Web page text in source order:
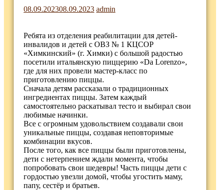
08.09.202308.09.2023 admin
Ребята из отделения реабилитации для детей-
инвалидов и детей с ОВЗ № 1 КЦСОР
«Химкинский» (г. Химки) с большой радостью
посетили итальянскую пиццерию «Da Lorenzo»,
где для них провели мастер-класс по
приготовлению пиццы.
Сначала детям рассказали о традиционных
ингредиентах пиццы. Затем каждый
самостоятельно раскатывал тесто и выбирал свои
любимые начинки.
Все с огромным удовольствием создавали свои
уникальные пиццы, создавая неповторимые
комбинации вкусов.
После того, как все пиццы были приготовлены,
дети с нетерпением ждали момента, чтобы
попробовать свои шедевры! Часть пиццы дети с
гордостью увезли домой, чтобы угостить маму,
папу, сестёр и братьев.